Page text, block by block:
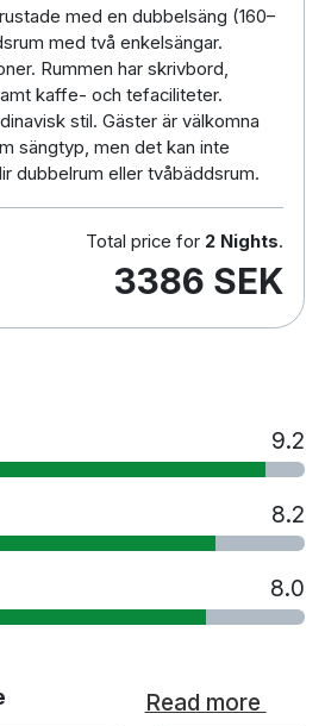
dubbelrum är utrustade med
eller två stycken 90 cm
dubbelrum är utrustade
sängar.)
mot en avgift. Vänligen ange
vid bokning om ni önskar
då dessa finns i begränsat
till Strängnäs katedral
med en dubbelsäng (160–
med två enkelsängar.
Rummen har skrivbord,
kaffe- och tefaciliteter.
stil. Gäster är välkomna
sängtyp, men det kan inte
dubbelrum eller tvåbäddsrum.
Total price for 2 Nights.
3386 SEK
9.2
8.2
8.0
Read more